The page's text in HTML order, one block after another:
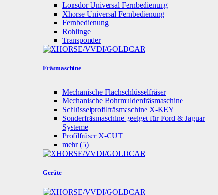
Lonsdor Universal Fernbedienung
Xhorse Universal Fernbedienung
Fernbedienung
Rohlinge
Transponder
Fräsmaschine
Mechanische Flachschlüsselfräser
Mechanische Bohrmuldenfräsmaschine
Schlüsselprofilfräsmaschine X-KEY
Sonderfräsmaschine geeiget für Ford & Jaguar
Systeme
Profilfräser X-CUT
mehr(5)
Geräte